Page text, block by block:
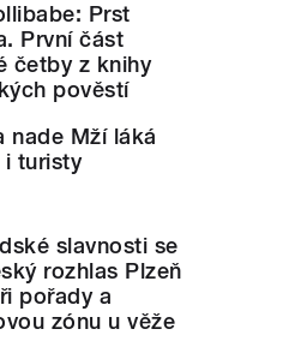
Prst
První část
četby z knihy
pověstí
nade Mží láká
i turisty
slavnosti se
rozhlas Plzeň
pořady a
zónu u věže